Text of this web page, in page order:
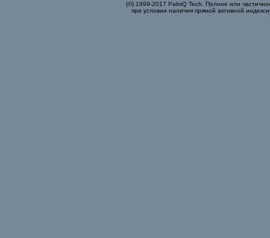
(©) 1999-2017 PalmQ Tech. Полное или
при условии наличия прямой активной